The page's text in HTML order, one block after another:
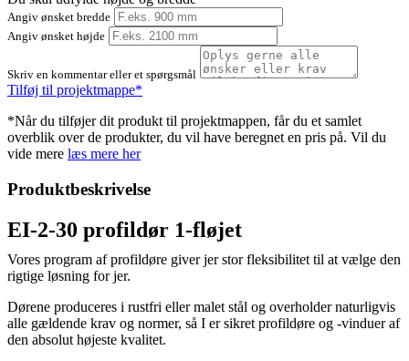
Angiv ønsket bredde
Angiv ønsket højde
Skriv en kommentar eller et spørgsmål
Tilføj til projektmappe*
*Når du tilføjer dit produkt til projektmappen, får du et samlet
overblik over de produkter, du vil have beregnet en pris på. Vil du
vide mere læs mere her
Produktbeskrivelse
EI-2-30 profildør 1-fløjet
Vores program af profildøre giver jer stor fleksibilitet til at vælge den
rigtige løsning for jer.
Dørene produceres i rustfri eller malet stål og overholder naturligvis
alle gældende krav og normer, så I er sikret profildøre og -vinduer af
den absolut højeste kvalitet.